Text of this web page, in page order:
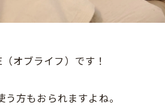
オブライフ）です！
方もおられますよね。